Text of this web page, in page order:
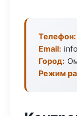
Телефон:
Email:
Город:
Режим